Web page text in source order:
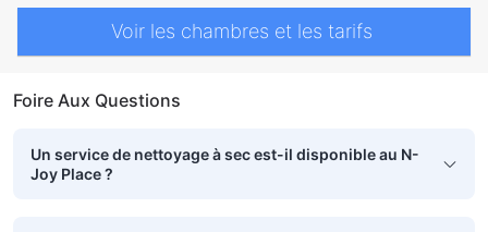
Voir les chambres et les tarifs
Foire Aux Questions
Un service de nettoyage à sec est-il disponible au N-
Joy Place ?